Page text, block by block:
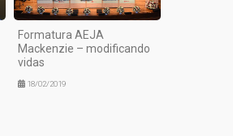
Formatura AEJA
Mackenzie – modificando
vidas
18/02/2019